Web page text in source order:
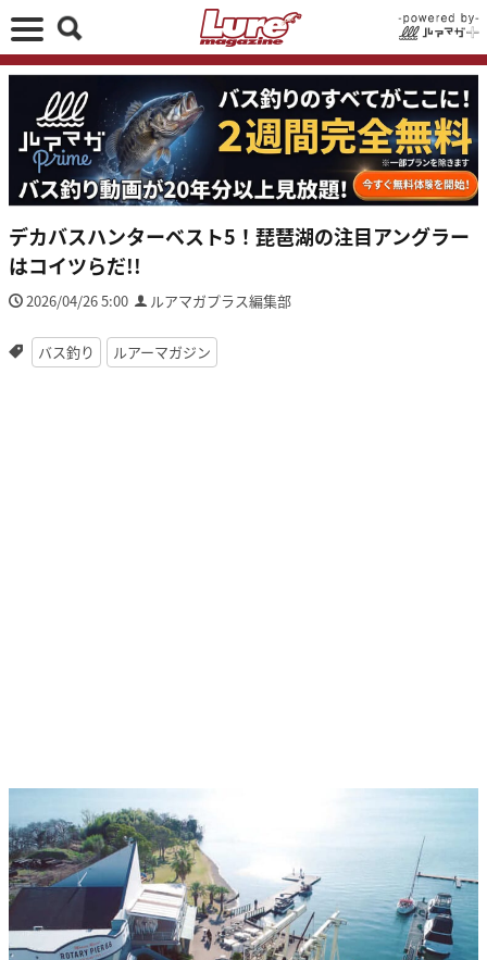
デカバスハンターベスト5！琵琶湖の注目アングラー
はコイツらだ!!
2026/04/26 5:00 ルアマガプラス編集部
バス釣り ルアーマガジン